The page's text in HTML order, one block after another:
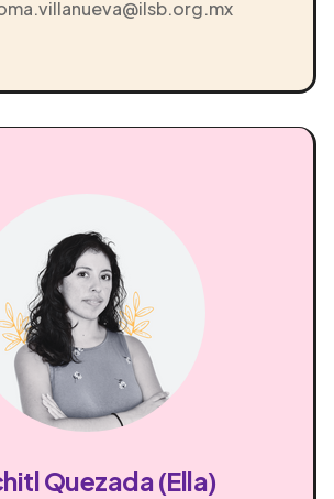
Quezada (Ella)